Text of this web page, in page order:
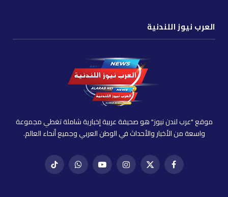
العرب نيوز اللندنية
موقع "عرب لندن نيوز" هو صحيفة عربية إخبارية شاملة تغطي مجموعة
واسعة من الأخبار والأحداث في الوطن العربي وجميع أنحاء العالم.
فيسبوكX
إنستغراميوتيوب واتساب تيك